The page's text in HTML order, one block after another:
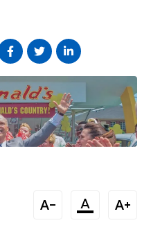
text_decrease format_color_text text_increase